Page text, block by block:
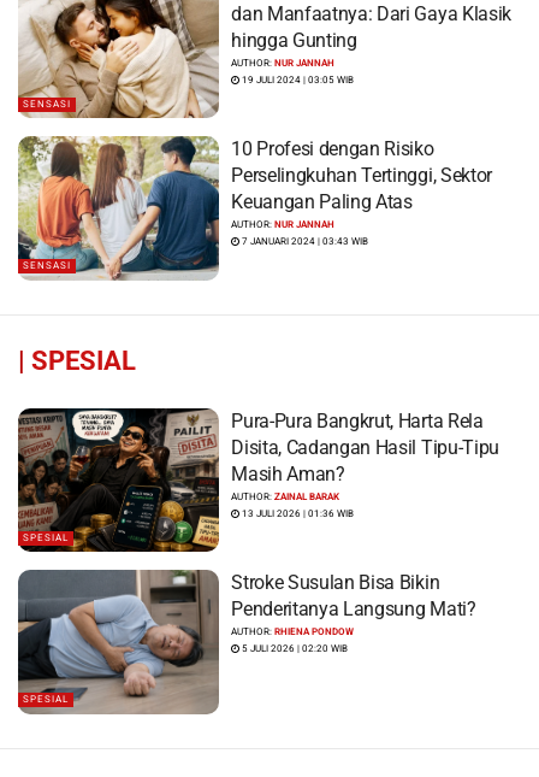
SENSASI
dan Manfaatnya: Dari Gaya Klasik
hingga Gunting
AUTHOR:NUR JANNAH
19 JULI 2024 | 03:05 WIB
SENSASI
10 Profesi dengan Risiko
Perselingkuhan Tertinggi, Sektor
Keuangan Paling Atas
AUTHOR:NUR JANNAH
7 JANUARI 2024 | 03:43 WIB
| SPESIAL
SPESIAL
Pura-Pura Bangkrut, Harta Rela
Disita, Cadangan Hasil Tipu-Tipu
Masih Aman?
AUTHOR:ZAINAL BARAK
13 JULI 2026 | 01:36 WIB
SPESIAL
Stroke Susulan Bisa Bikin
Penderitanya Langsung Mati?
AUTHOR:RHIENA PONDOW
5 JULI 2026 | 02:20 WIB